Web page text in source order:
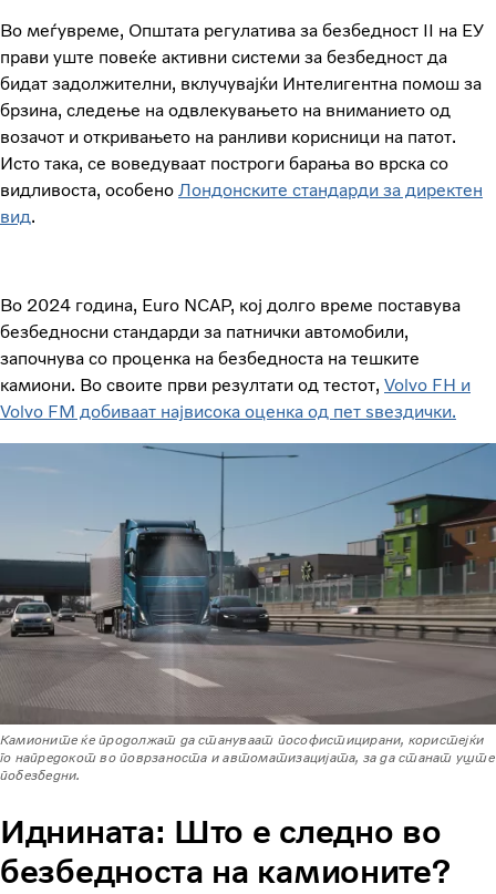
Во меѓувреме, Општата регулатива за безбедност II на ЕУ
прави уште повеќе активни системи за безбедност да
бидат задолжителни, вклучувајќи Интелигентна помош за
брзина, следење на одвлекувањето на вниманието од
возачот и откривањето на ранливи корисници на патот.
Исто така, се воведуваат построги барања во врска со
видливоста, особено Лондонските стандарди за директен
вид.
Во 2024 година, Euro NCAP, кој долго време поставува
безбедносни стандарди за патнички автомобили,
започнува со проценка на безбедноста на тешките
камиони. Во своите први резултати од тестот, Volvo FH и
Volvo FM добиваат највисока оценка од пет ѕвездички.
Камионите ќе продолжат да стануваат пософистицирани, користејќи
го напредокот во поврзаноста и автоматизацијата, за да станат уште
побезбедни.
Иднината: Што е следно во
безбедноста на камионите?